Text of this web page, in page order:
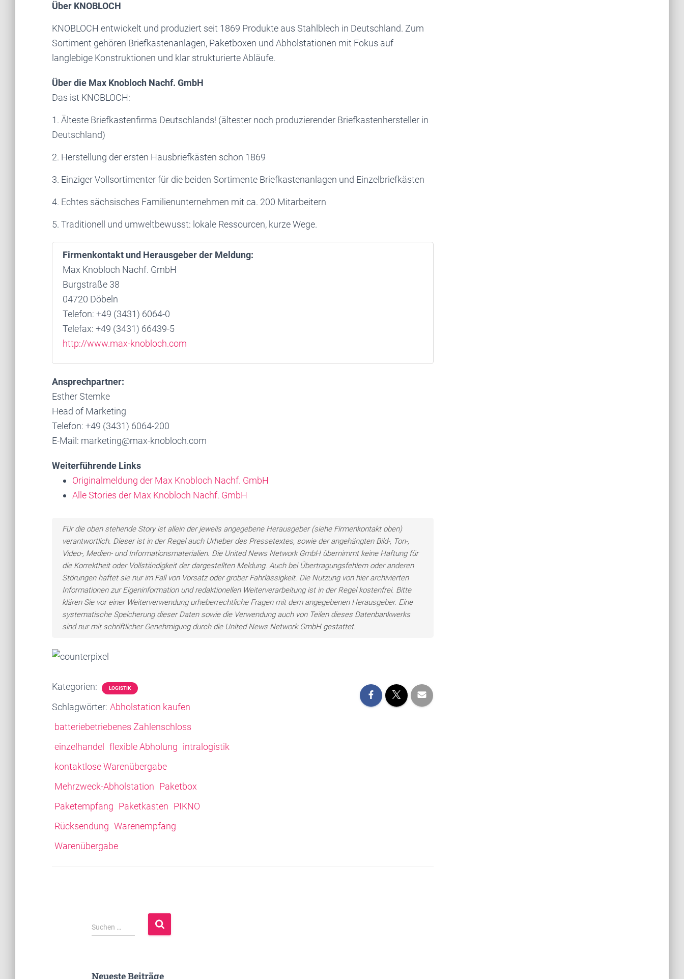
Über KNOBLOCH
KNOBLOCH entwickelt und produziert seit 1869 Produkte aus Stahlblech in Deutschland. Zum
Sortiment gehören Briefkastenanlagen, Paketboxen und Abholstationen mit Fokus auf
langlebige Konstruktionen und klar strukturierte Abläufe.
Über die Max Knobloch Nachf. GmbH
Das ist KNOBLOCH:
1. Älteste Briefkastenfirma Deutschlands! (ältester noch produzierender Briefkastenhersteller in
Deutschland)
2. Herstellung der ersten Hausbriefkästen schon 1869
3. Einziger Vollsortimenter für die beiden Sortimente Briefkastenanlagen und Einzelbriefkästen
4. Echtes sächsisches Familienunternehmen mit ca. 200 Mitarbeitern
5. Traditionell und umweltbewusst: lokale Ressourcen, kurze Wege.
Firmenkontakt und Herausgeber der Meldung:
Max Knobloch Nachf. GmbH
Burgstraße 38
04720 Döbeln
Telefon: +49 (3431) 6064-0
Telefax: +49 (3431) 66439-5
http://www.max-knobloch.com
Ansprechpartner:
Esther Stemke
Head of Marketing
Telefon: +49 (3431) 6064-200
E-Mail: marketing@max-knobloch.com
Weiterführende Links
Originalmeldung der Max Knobloch Nachf. GmbH
Alle Stories der Max Knobloch Nachf. GmbH
Für die oben stehende Story ist allein der jeweils angegebene Herausgeber (siehe Firmenkontakt oben)
verantwortlich. Dieser ist in der Regel auch Urheber des Pressetextes, sowie der angehängten Bild-, Ton-,
Video-, Medien- und Informationsmaterialien. Die United News Network GmbH übernimmt keine Haftung für
die Korrektheit oder Vollständigkeit der dargestellten Meldung. Auch bei Übertragungsfehlern oder anderen
Störungen haftet sie nur im Fall von Vorsatz oder grober Fahrlässigkeit. Die Nutzung von hier archivierten
Informationen zur Eigeninformation und redaktionellen Weiterverarbeitung ist in der Regel kostenfrei. Bitte
klären Sie vor einer Weiterverwendung urheberrechtliche Fragen mit dem angegebenen Herausgeber. Eine
systematische Speicherung dieser Daten sowie die Verwendung auch von Teilen dieses Datenbankwerks
sind nur mit schriftlicher Genehmigung durch die United News Network GmbH gestattet.
Kategorien: LOGISTIK
Schlagwörter: Abholstation kaufen
batteriebetriebenes Zahlenschloss
einzelhandel flexible Abholung intralogistik
kontaktlose Warenübergabe
Mehrzweck-Abholstation Paketbox
Paketempfang Paketkasten PIKNO
Rücksendung Warenempfang
Warenübergabe
S
u
Suchen …
Neueste Beiträge